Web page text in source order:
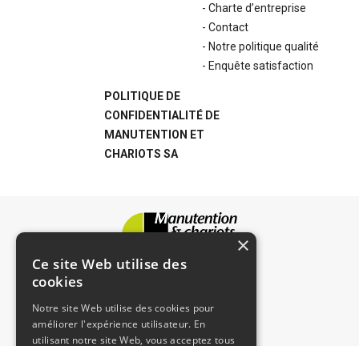
Charte d’entreprise
Contact
Notre politique qualité
Enquête satisfaction
POLITIQUE DE
CONFIDENTIALITÉ DE
MANUTENTION ET
CHARIOTS SA
×
Ce site Web utilise des
cookies
Notre site Web utilise des cookies pour
améliorer l'expérience utilisateur. En
utilisant notre site Web, vous acceptez tous